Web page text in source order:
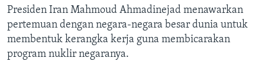
Bahasa-bahasa
Presiden Iran Mahmoud Ahmadinejad menawarkan
pertemuan dengan negara-negara besar dunia untuk
membentuk kerangka kerja guna membicarakan
program nuklir negaranya.